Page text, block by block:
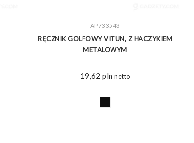
ZOBACZ WIĘCEJ
AP733543
RĘCZNIK GOLFOWY VITUN, Z HACZYKIEM
METALOWYM
19,62pln netto